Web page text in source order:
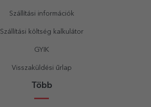
Szállítási információk
Szállítási költség kalkulátor
GYIK
Visszaküldési űrlap
Több